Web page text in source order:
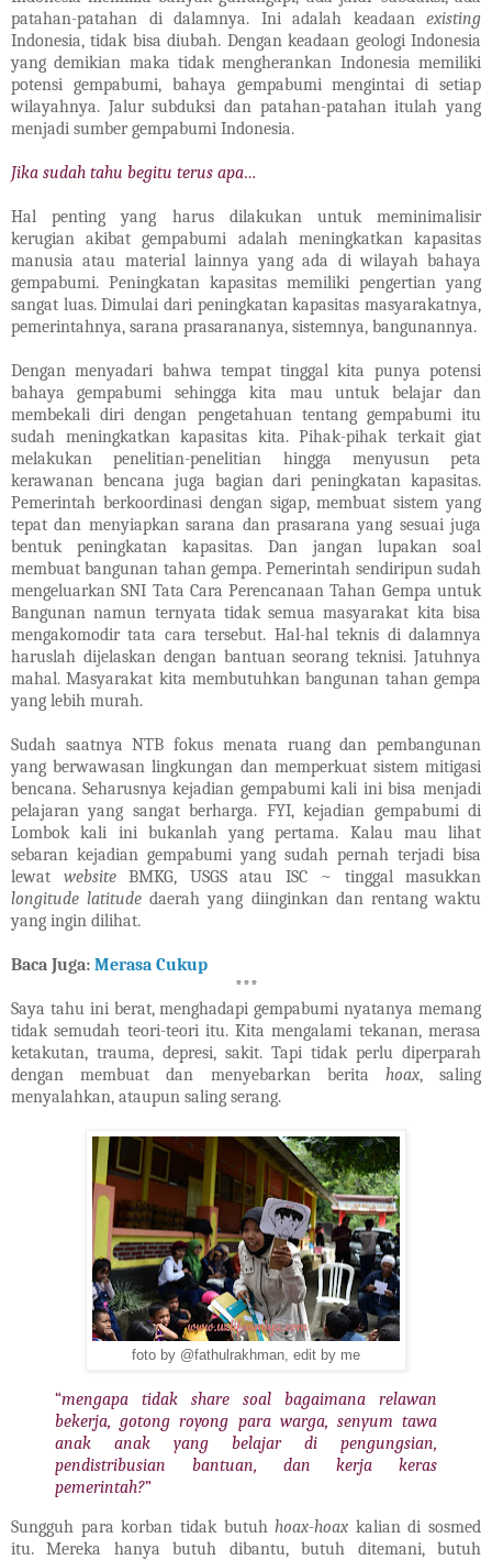
patahan-patahan di dalamnya. Ini adalah keadaan existing
Indonesia, tidak bisa diubah. Dengan keadaan geologi Indonesia
yang demikian maka tidak mengherankan Indonesia memiliki
potensi gempabumi, bahaya gempabumi mengintai di setiap
wilayahnya. Jalur subduksi dan patahan-patahan itulah yang
menjadi sumber gempabumi Indonesia.
Jika sudah tahu begitu terus apa…
Hal penting yang harus dilakukan untuk meminimalisir
kerugian akibat gempabumi adalah meningkatkan kapasitas
manusia atau material lainnya yang ada di wilayah bahaya
gempabumi. Peningkatan kapasitas memiliki pengertian yang
sangat luas. Dimulai dari peningkatan kapasitas masyarakatnya,
pemerintahnya, sarana prasarananya, sistemnya, bangunannya.
Dengan menyadari bahwa tempat tinggal kita punya potensi
bahaya gempabumi sehingga kita mau untuk belajar dan
membekali diri dengan pengetahuan tentang gempabumi itu
sudah meningkatkan kapasitas kita. Pihak-pihak terkait giat
melakukan penelitian-penelitian hingga menyusun peta
kerawanan bencana juga bagian dari peningkatan kapasitas.
Pemerintah berkoordinasi dengan sigap, membuat sistem yang
tepat dan menyiapkan sarana dan prasarana yang sesuai juga
bentuk peningkatan kapasitas. Dan jangan lupakan soal
membuat bangunan tahan gempa. Pemerintah sendiripun sudah
mengeluarkan SNI Tata Cara Perencanaan Tahan Gempa untuk
Bangunan namun ternyata tidak semua masyarakat kita bisa
mengakomodir tata cara tersebut. Hal-hal teknis di dalamnya
haruslah dijelaskan dengan bantuan seorang teknisi. Jatuhnya
mahal. Masyarakat kita membutuhkan bangunan tahan gempa
yang lebih murah.
Sudah saatnya NTB fokus menata ruang dan pembangunan
yang berwawasan lingkungan dan memperkuat sistem mitigasi
bencana. Seharusnya kejadian gempabumi kali ini bisa menjadi
pelajaran yang sangat berharga. FYI, kejadian gempabumi di
Lombok kali ini bukanlah yang pertama. Kalau mau lihat
sebaran kejadian gempabumi yang sudah pernah terjadi bisa
lewat websiteBMKG, USGS atau ISC ~ tinggal masukkan
longitude latitude daerah yang diinginkan dan rentang waktu
yang ingin dilihat.
Baca Juga: Merasa Cukup
***
Saya tahu ini berat, menghadapi gempabumi nyatanya memang
tidak semudah teori-teori itu. Kita mengalami tekanan, merasa
ketakutan, trauma, depresi, sakit. Tapi tidak perlu diperparah
dengan membuat dan menyebarkan berita hoax, saling
menyalahkan, ataupun saling serang.
foto by @fathulrakhman, edit by me
“mengapa tidak share soal bagaimana relawan
bekerja, gotong royong para warga, senyum tawa
anak anak yang belajar di pengungsian,
pendistribusian bantuan, dan kerja keras
pemerintah?”
Sungguh para korban tidak butuhhoax-hoax kalian di sosmed
itu. Mereka hanya butuh dibantu, butuh ditemani, butuh